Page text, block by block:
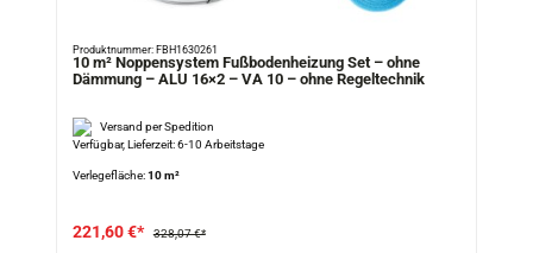
Produktnummer: FBH1630261
10 m² Noppensystem Fußbodenheizung Set – ohne
Dämmung – ALU 16×2 – VA 10 – ohne Regeltechnik
Versand per Spedition
Verfügbar, Lieferzeit: 6-10 Arbeitstage
Verlegefläche:10 m²
221,60 €* 328,07 €*